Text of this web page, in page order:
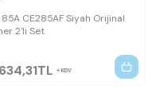
85A CE285AF Siyah Orijinal
2'li Set
TL KDV